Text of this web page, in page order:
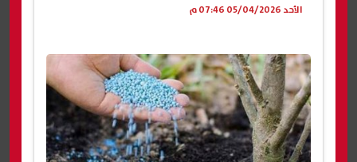
الأحد 05/04/2026 07:46 م